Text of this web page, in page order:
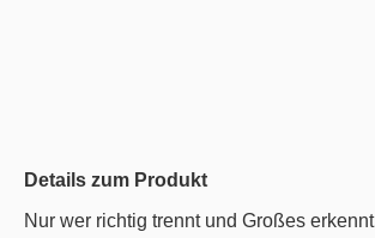
Details zum Produkt
Nur wer richtig trennt und Großes